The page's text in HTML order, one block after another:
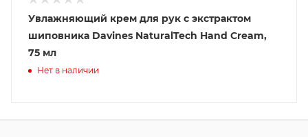
Увлажняющий крем для рук с экстрактом
шиповника Davines NaturalTech Hand Cream,
75 мл
Нет в наличии